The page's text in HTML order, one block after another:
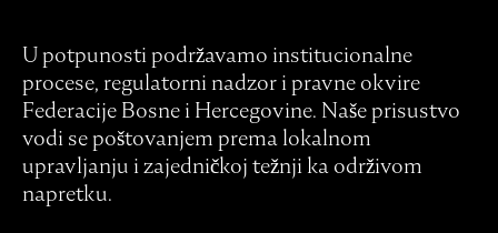
U potpunosti podržavamo institucionalne
procese, regulatorni nadzor i pravne okvire
Federacije Bosne i Hercegovine. Naše prisustvo
vodi se poštovanjem prema lokalnom
upravljanju i zajedničkoj težnji ka održivom
napretku.